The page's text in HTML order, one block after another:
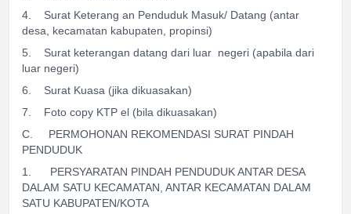
4. Surat Keterang an Penduduk Masuk/ Datang (antar
desa, kecamatan kabupaten, propinsi)
5. Surat keterangan datang dari luar negeri (apabila dari
luar negeri)
6. Surat Kuasa (jika dikuasakan)
7. Foto copy KTP el (bila dikuasakan)
C. PERMOHONAN REKOMENDASI SURAT PINDAH
PENDUDUK
1. PERSYARATAN PINDAH PENDUDUK ANTAR DESA
DALAM SATU KECAMATAN, ANTAR KECAMATAN DALAM
SATU KABUPATEN/KOTA